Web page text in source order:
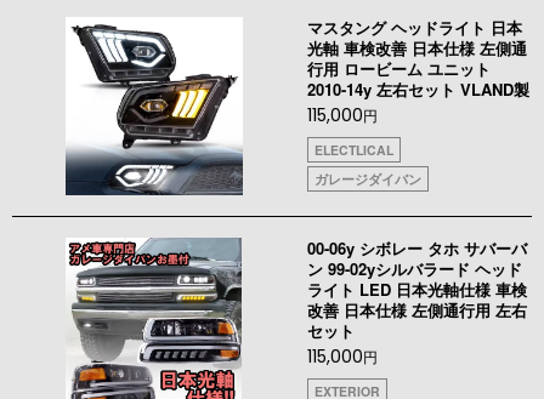
マスタング ヘッドライト 日本
光軸 車検改善 日本仕様 左側通
行用 ロービーム ユニット
2010-14y 左右セット VLAND製
115,000円
ELECTLICAL
ガレージダイバン
00-06y シボレー タホ サバーバ
ン 99-02yシルバラード ヘッド
ライト LED 日本光軸仕様 車検
改善 日本仕様 左側通行用 左右
セット
115,000円
EXTERIOR